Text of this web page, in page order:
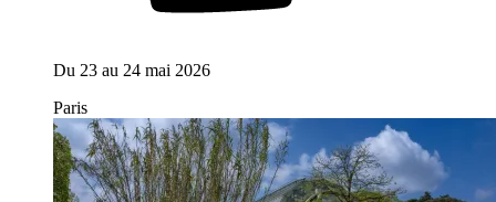
Du 23 au 24 mai 2026
Paris